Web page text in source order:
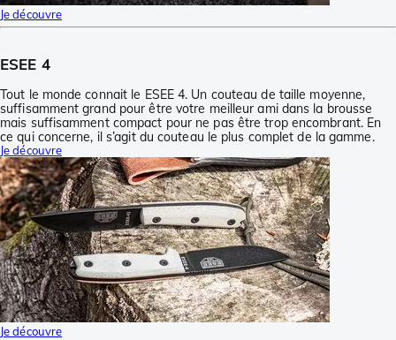
Je découvre
ESEE 4
Tout le monde connait le ESEE 4. Un couteau de taille moyenne,
suffisamment grand pour être votre meilleur ami dans la brousse
mais suffisamment compact pour ne pas être trop encombrant. En
ce qui concerne, il s’agit du couteau le plus complet de la gamme.
Je découvre
Je découvre